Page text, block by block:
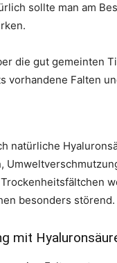
sollte man am
die gut gemeinten
vorhandene Falten
natürliche
besonders
mit